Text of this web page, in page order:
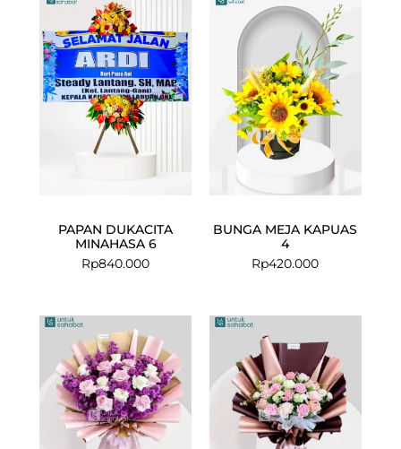
PAPAN DUKACITA
MINAHASA 6
Rp840.000
BUNGA MEJA KAPUAS
4
Rp420.000